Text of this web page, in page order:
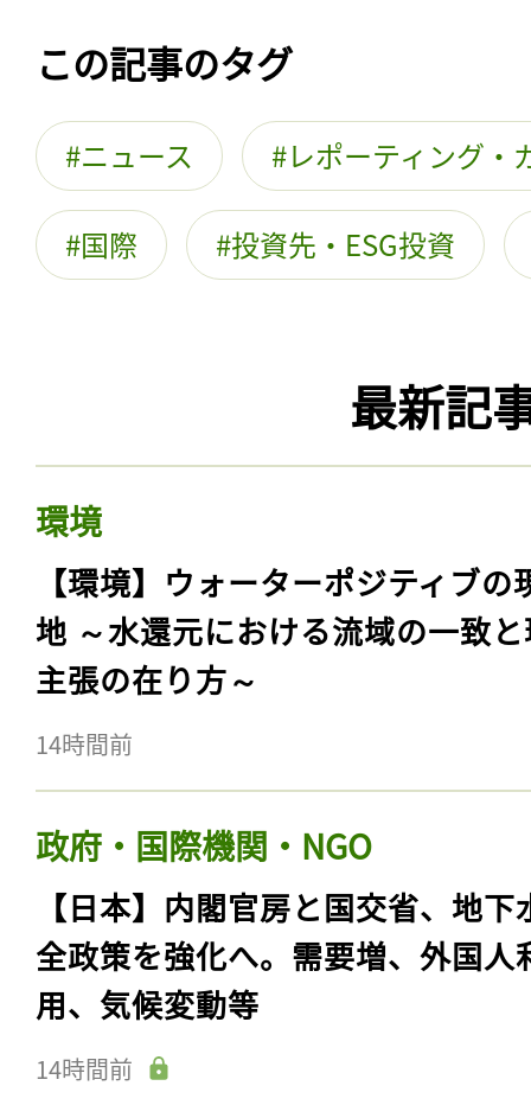
この記事のタグ
ニュース レポーティング・
国際 投資先・ESG投資
最新記
環境
【環境】ウォーターポジティブの
地 ～水還元における流域の一致
主張の在り方～
14時間前
政府・国際機関・NGO
【日本】内閣官房と国交省、地下
全政策を強化へ。需要増、外国人
用、気候変動等
14時間前